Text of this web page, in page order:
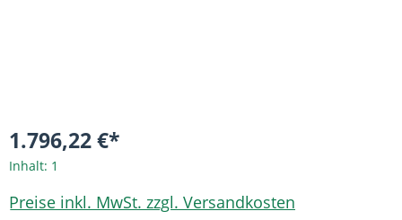
1.796,22 €*
Inhalt: 1
Preise inkl. MwSt. zzgl. Versandkosten